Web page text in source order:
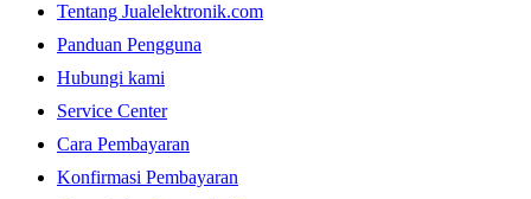
Tentang Jualelektronik.com
Panduan Pengguna
Hubungi kami
Service Center
Cara Pembayaran
Konfirmasi Pembayaran